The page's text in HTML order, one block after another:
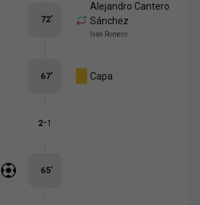
Alejandro Cantero
Sánchez
Iván Romero
72’
Capa
67’
2-1
65’